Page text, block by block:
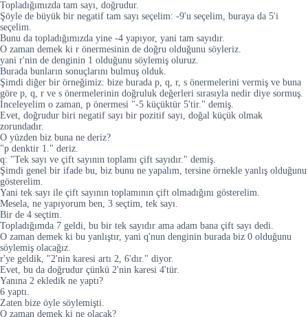
Topladığımızda tam sayı, doğrudur.
Şöyle de büyük bir negatif tam sayı seçelim: -9'u seçelim, buraya da 5'i
seçelim.
Bunu da topladığımızda yine -4 yapıyor, yani tam sayıdır.
O zaman demek ki r önermesinin de doğru olduğunu söyleriz.
yani r'nin de denginin 1 olduğunu söylemiş oluruz.
Burada bunların sonuçlarını bulmuş olduk.
Şimdi diğer bir örneğimiz: bize burada p, q, r, s önermelerini vermiş ve buna
göre p, q, r ve s önermelerinin doğruluk değerleri sırasıyla nedir diye sormuş.
İnceleyelim o zaman, p önermesi "-5 küçüktür 5'tir." demiş.
Evet, doğrudur biri negatif sayı bir pozitif sayı, doğal küçük olmak
zorundadır.
O yüzden biz buna ne deriz?
"p denktir 1." deriz.
q: "Tek sayı ve çift sayının toplamı çift sayıdır." demiş.
Şimdi genel bir ifade bu, biz bunu ne yapalım, tersine örnekle yanlış olduğunu
gösterelim.
Yani tek sayı ile çift sayının toplamının çift olmadığını gösterelim.
Mesela, ne yapıyorum ben, 3 seçtim, tek sayı.
Bir de 4 seçtim.
Topladığımda 7 geldi, bu bir tek sayıdır ama adam bana çift sayı dedi.
O zaman demek ki bu yanlıştır, yani q'nun denginin burada biz 0 olduğunu
söylemiş olacağız.
r'ye geldik, "2'nin karesi artı 2, 6'dır." diyor.
Evet, bu da doğrudur çünkü 2'nin karesi 4'tür.
Yanına 2 ekledik ne yaptı?
6 yaptı.
Zaten bize öyle söylemişti.
O zaman demek ki ne olacak?